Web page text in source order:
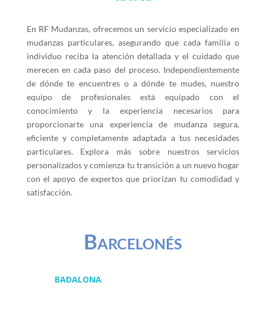
En RF Mudanzas, ofrecemos un servicio especializado en
mudanzas particulares, asegurando que cada familia o
individuo reciba la atención detallada y el cuidado que
merecen en cada paso del proceso. Independientemente
de dónde te encuentres o a dónde te mudes, nuestro
equipo de profesionales está equipado con el
conocimiento y la experiencia necesarios para
proporcionarte una experiencia de mudanza segura,
eficiente y completamente adaptada a tus necesidades
particulares. Explora más sobre nuestros servicios
personalizados y comienza tu transición a un nuevo hogar
con el apoyo de expertos que priorizan tu comodidad y
satisfacción.
Barcelonés
BADALONA